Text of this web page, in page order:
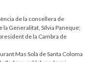
de la consellera de
la Generalitat, Sílvia Paneque;
de la Cambra de
Mas Solà de Santa Coloma